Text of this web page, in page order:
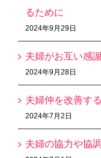
るために
2024年9月29日
夫婦がお互い感
2024年9月28日
夫婦仲を改善す
2024年7月2日
夫婦の協力や協